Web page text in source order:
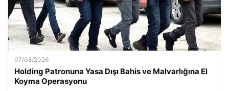
07/08/2026
Holding Patronuna Yasa Dışı Bahis ve Malvarlığına El
Koyma Operasyonu